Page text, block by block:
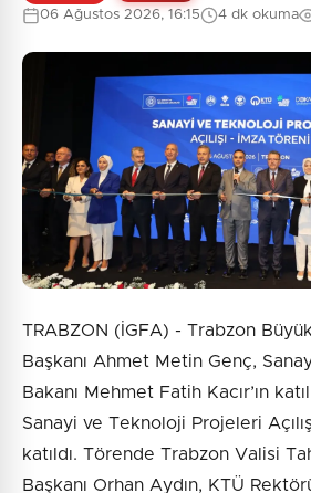
06 Ağustos 2026, 16:15 4 dk okuma
TRABZON (İGFA) - Trabzon
Başkanı Ahmet Metin Genç,
Bakanı Mehmet Fatih Kacır’ın
Sanayi ve Teknoloji Projeleri
katıldı. Törende Trabzon Valisi
Başkanı Orhan Aydın, KTÜ